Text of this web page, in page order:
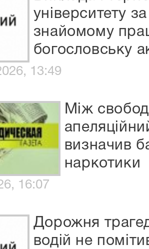
університету
знайомому
богословську
13:49
Між
визначив
наркотики
16:07
Дорожня
водій не